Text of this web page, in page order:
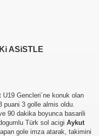
ASiSTLE
Gencleri´ne konuk olan
puani 3 golle almis oldu.
90 dakika boyunca basarili
Türk sol acigi Aykut
gole imza atarak, takimini